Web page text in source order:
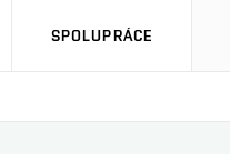
SPOLUPRÁCE